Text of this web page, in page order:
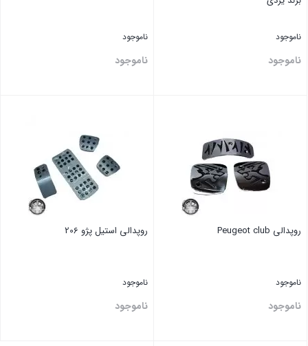
ناموجود
ناموجود
ناموجود
ناموجود
روپدالی Peugeot club
ناموجود
ناموجود
روپدالی استیل پژو 206
ناموجود
ناموجود